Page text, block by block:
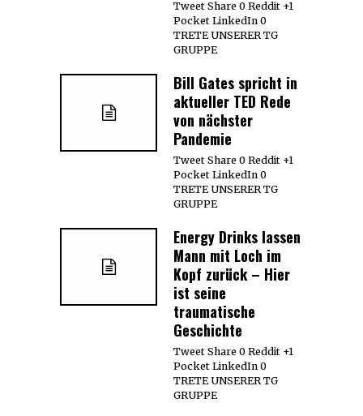
Tweet Share 0 Reddit +1
Pocket LinkedIn 0
TRETE UNSERER TG
GRUPPE
Bill Gates spricht in
aktueller TED Rede
von nächster
Pandemie
Tweet Share 0 Reddit +1
Pocket LinkedIn 0
TRETE UNSERER TG
GRUPPE
Energy Drinks lassen
Mann mit Loch im
Kopf zurück – Hier
ist seine
traumatische
Geschichte
Tweet Share 0 Reddit +1
Pocket LinkedIn 0
TRETE UNSERER TG
GRUPPE